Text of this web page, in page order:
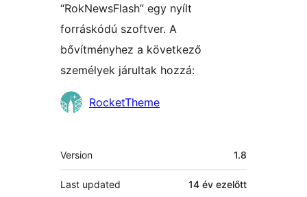
“RokNewsFlash” egy nyílt
forráskódú szoftver. A
bővítményhez a következő
személyek járultak hozzá:
Közreműködők
RocketTheme
Meta
Version 1.8
Last updated 14 év ezelőtt